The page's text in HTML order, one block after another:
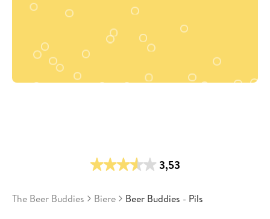
3,53
The Beer Buddies Biere Beer Buddies - Pils